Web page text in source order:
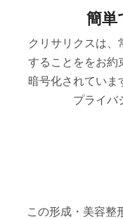
簡単
クリサリクスは
することををお約
暗号化されてい
プライバ
この形成・美容整